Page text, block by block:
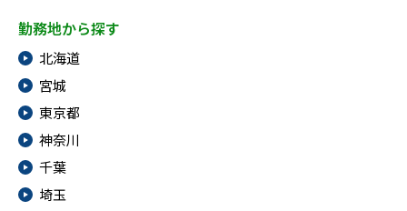
勤務地から探す
北海道
宮城
東京都
神奈川
千葉
埼玉